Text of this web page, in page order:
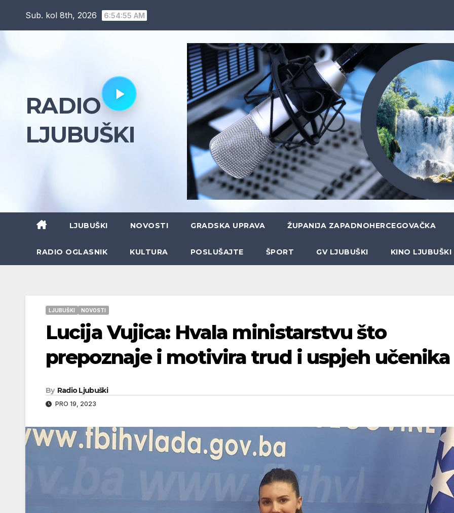
Sub. kol 8th, 2026 6:54:56 AM
RADIO
LJUBUŠKI
LJUBUŠKI NOVOSTI GRADSKA UPRAVA ŽUPANIJA ZAPADNOHERCEGOVAČKA
RADIO OGLASNIK KULTURA POSLUŠAJTE ŠPORT GV LJUBUŠKI KINO LJUBUŠKI
LJUBUŠKI NOVOSTI
Lucija Vujica: Hvala ministarstvu što
prepoznaje i motivira trud i uspjeh učenika
By Radio Ljubuški
PRO 19, 2023